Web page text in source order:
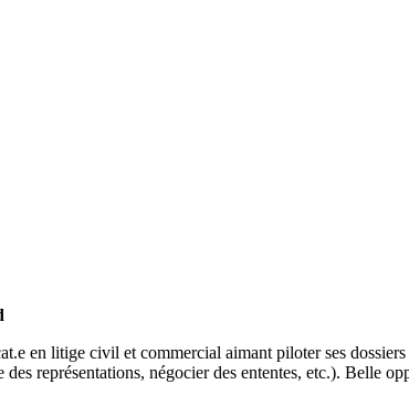
en litige civil et commercial aimant piloter ses
représentations, négocier des ententes, etc.). Belle